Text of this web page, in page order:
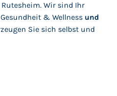
Wir sind Ihr
& Wellness und
Sie sich selbst und